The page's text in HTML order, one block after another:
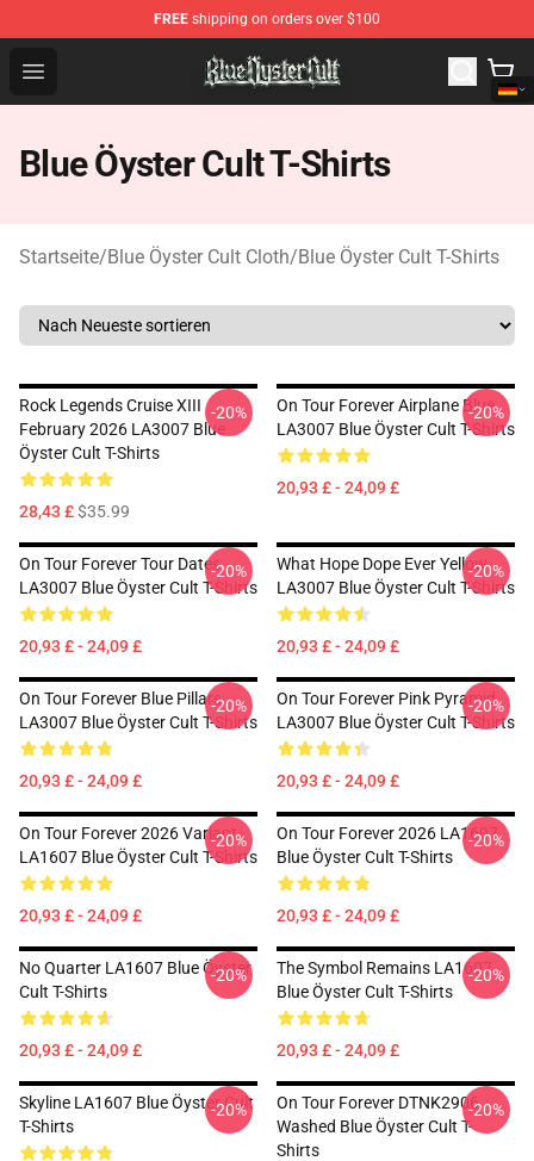
FREE shipping on orders over $100
Open menu
Blue Öyster Cult Store - Official Blue Öyster Cult
Blue Öyster Cult T-Shirts
Startseite/Blue Öyster Cult Cloth/Blue Öyster Cult T-Shirts
Rock Legends Cruise XIII
February 2026 LA3007 Blue
Öyster Cult T-Shirts
28,43 £$35.99
-20%
On Tour Forever Airplane Blue
LA3007 Blue Öyster Cult T-Shirts
20,93 £ - 24,09 £
-20%
On Tour Forever Tour Dates
LA3007 Blue Öyster Cult T-Shirts
20,93 £ - 24,09 £
-20%
What Hope Dope Ever Yellow
LA3007 Blue Öyster Cult T-Shirts
20,93 £ - 24,09 £
-20%
On Tour Forever Blue Pillars
LA3007 Blue Öyster Cult T-Shirts
20,93 £ - 24,09 £
-20%
On Tour Forever Pink Pyramid
LA3007 Blue Öyster Cult T-Shirts
20,93 £ - 24,09 £
-20%
On Tour Forever 2026 Variant
LA1607 Blue Öyster Cult T-Shirts
20,93 £ - 24,09 £
-20%
On Tour Forever 2026 LA1607
Blue Öyster Cult T-Shirts
20,93 £ - 24,09 £
-20%
No Quarter LA1607 Blue Öyster
Cult T-Shirts
20,93 £ - 24,09 £
-20%
The Symbol Remains LA1607
Blue Öyster Cult T-Shirts
20,93 £ - 24,09 £
-20%
Skyline LA1607 Blue Öyster Cult
T-Shirts
-20%
On Tour Forever DTNK2906
Washed Blue Öyster Cult T-
Shirts
-20%